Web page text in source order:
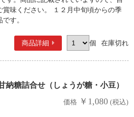
賞味ください。 １２月中旬頃からの季
す。
商品詳細 個 在庫切れ
納糖詰合せ（しょうが糖・小豆）
価格 ￥1,080(税込)